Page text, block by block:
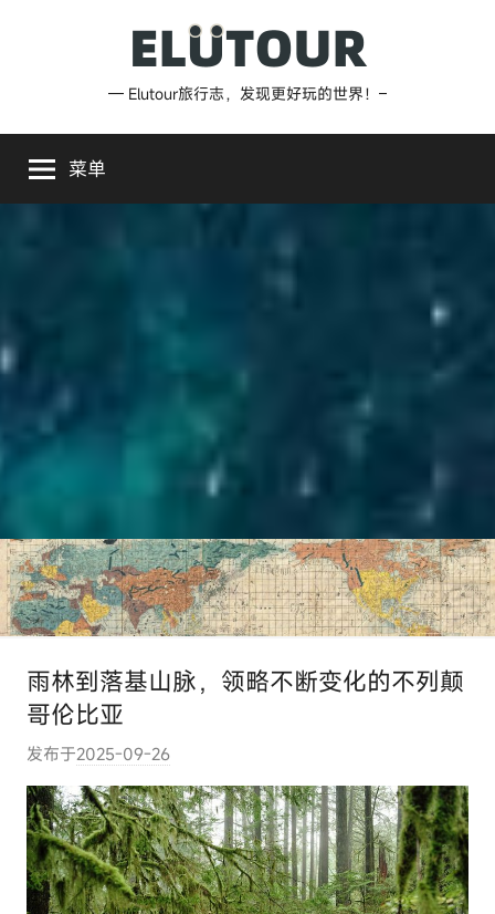
Elutour
旅
行
— Elutour旅行志，发现更好玩的世界！–
菜单
雨林到落基山脉，领略不断变化的不列颠
哥伦比亚
发布于2025-09-26
者
:
e
l
u